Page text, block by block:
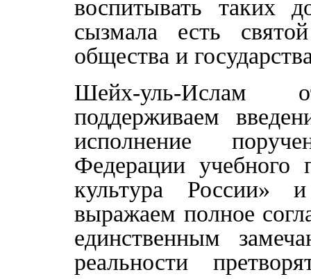
воспитывать таких
сызмала есть
общества и
Шейх-уль-Ислам
поддерживаем
исполнение
Федерации учебного
культура
выражаем полное
единственным
реальности